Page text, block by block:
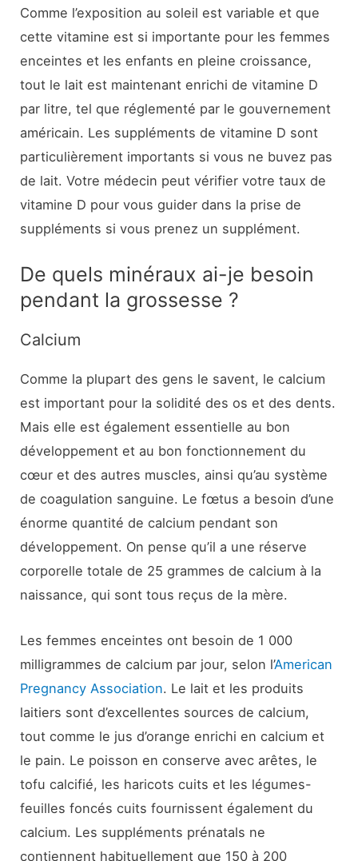
Comme l’exposition au soleil est variable et que
cette vitamine est si importante pour les femmes
enceintes et les enfants en pleine croissance,
tout le lait est maintenant enrichi de vitamine D
par litre, tel que réglementé par le gouvernement
américain. Les suppléments de vitamine D sont
particulièrement importants si vous ne buvez pas
de lait. Votre médecin peut vérifier votre taux de
vitamine D pour vous guider dans la prise de
suppléments si vous prenez un supplément.
De quels minéraux ai-je besoin
pendant la grossesse ?
Calcium
Comme la plupart des gens le savent, le calcium
est important pour la solidité des os et des dents.
Mais elle est également essentielle au bon
développement et au bon fonctionnement du
cœur et des autres muscles, ainsi qu’au système
de coagulation sanguine. Le fœtus a besoin d’une
énorme quantité de calcium pendant son
développement. On pense qu’il a une réserve
corporelle totale de 25 grammes de calcium à la
naissance, qui sont tous reçus de la mère.
Les femmes enceintes ont besoin de 1 000
milligrammes de calcium par jour, selon l’American
Pregnancy Association. Le lait et les produits
laitiers sont d’excellentes sources de calcium,
tout comme le jus d’orange enrichi en calcium et
le pain. Le poisson en conserve avec arêtes, le
tofu calcifié, les haricots cuits et les légumes-
feuilles foncés cuits fournissent également du
calcium. Les suppléments prénatals ne
contiennent habituellement que 150 à 200